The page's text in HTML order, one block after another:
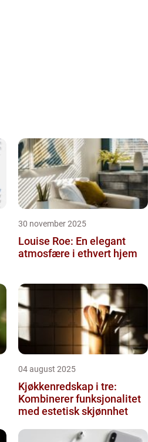
30 november 2025
Louise Roe: En elegant
atmosfære i ethvert hjem
04 august 2025
Kjøkkenredskap i tre:
Kombinerer funksjonalitet
med estetisk skjønnhet